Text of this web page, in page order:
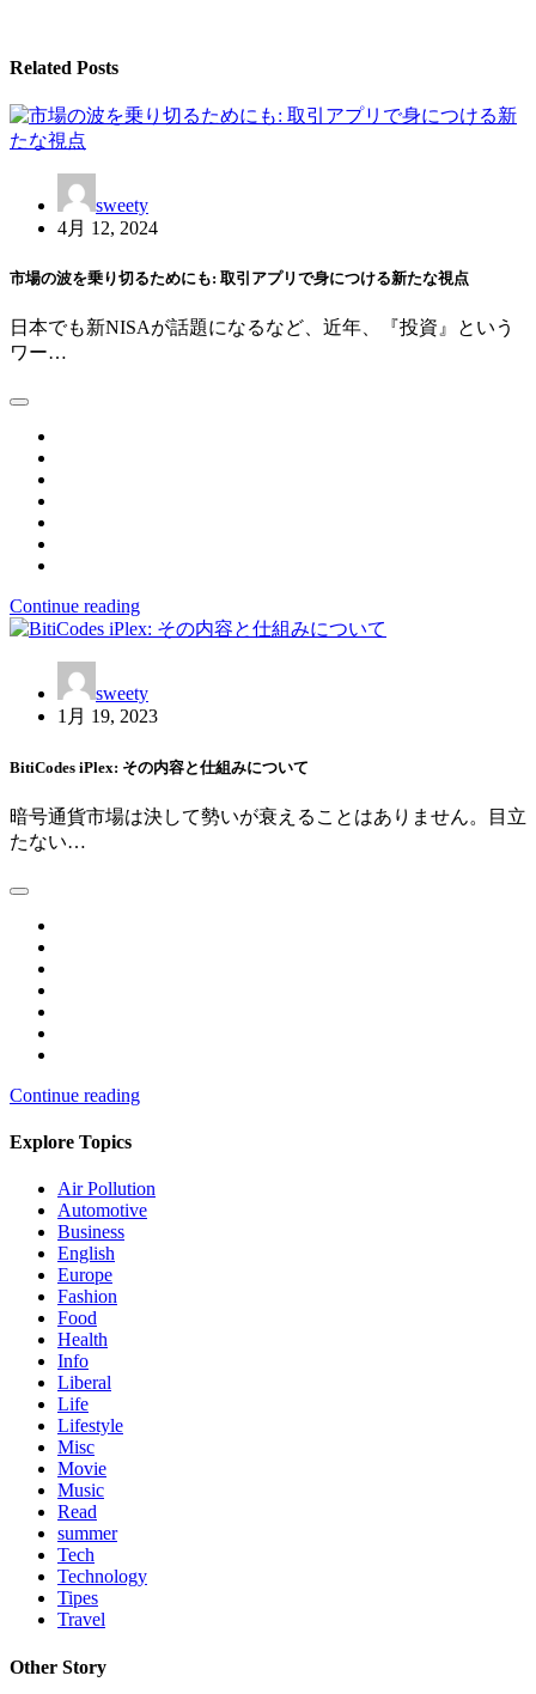
ー
シ
ョ
Related Posts
sweety
4月 12, 2024
市場の波を乗り切るためにも: 取引アプリで身につける新たな視点
日本でも新NISAが話題になるなど、近年、『投資』という
ワー…
Continue reading
sweety
1月 19, 2023
BitiCodes iPlex: その内容と仕組みについて
暗号通貨市場は決して勢いが衰えることはありません。目立
たない…
Continue reading
Explore Topics
Air Pollution
Automotive
Business
English
Europe
Fashion
Food
Health
Info
Liberal
Life
Lifestyle
Misc
Movie
Music
Read
summer
Tech
Technology
Tipes
Travel
Other Story